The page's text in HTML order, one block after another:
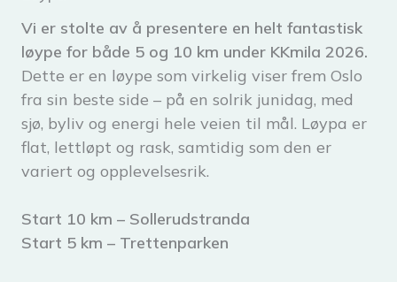
Vi er stolte av å presentere en helt fantastisk
løype for både 5 og 10 km under KKmila 2026.
Dette er en løype som virkelig viser frem Oslo
fra sin beste side – på en solrik junidag, med
sjø, byliv og energi hele veien til mål. Løypa er
flat, lettløpt og rask, samtidig som den er
variert og opplevelsesrik.
Start 10 km – Sollerudstranda
Start 5 km – Trettenparken